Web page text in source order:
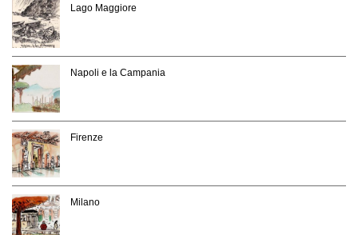
Lago Maggiore
Napoli e la Campania
Firenze
Milano